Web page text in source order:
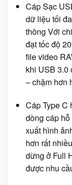
Cáp Sạc
dữ liệu tối
thông Với
đạt tốc độ
file video
khi USB 3.0
– chậm hơn
Cáp Type C
dòng cáp
xuất hình
hơn rất
dừng ở Full
được nhu